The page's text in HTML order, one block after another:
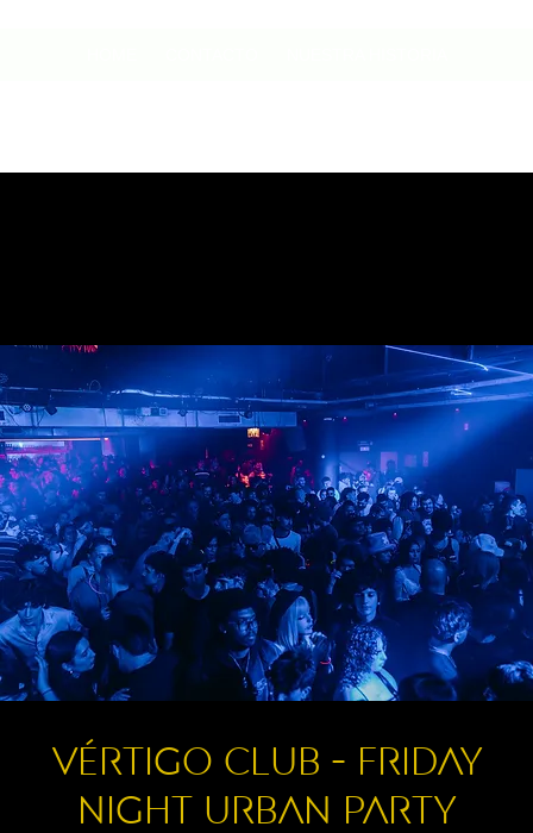
VÉRTIGO CLUB - FRIDAY
NIGHT URBAN PARTY